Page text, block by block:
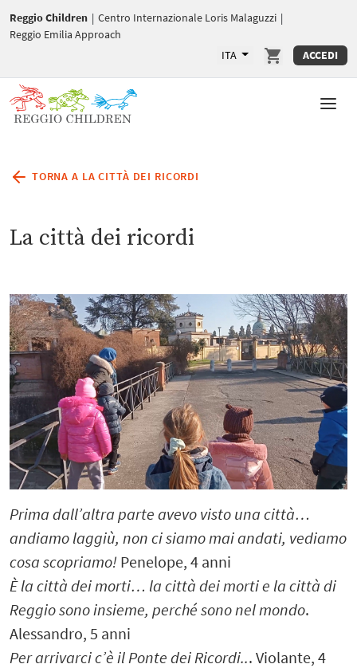
Reggio Children | Centro Internazionale Loris Malaguzzi |
Reggio Emilia Approach
ITA
ACCEDI
TORNA A LA CITTÀ DEI RICORDI
La città dei ricordi
Prima dall’altra parte avevo visto una città…
andiamo laggiù, non ci siamo mai andati, vediamo
cosa scopriamo! Penelope, 4 anni
È la città dei morti… la città dei morti e la città di
Reggio sono insieme, perché sono nel mondo.
Alessandro, 5 anni
Per arrivarci c’è il Ponte dei Ricordi... Violante, 4